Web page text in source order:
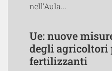
nell’Aula...
Ue: nuove
degli agricoltori
fertilizzanti